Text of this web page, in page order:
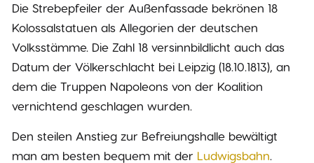
Die Strebepfeiler der Außenfassade bekrönen 18
Kolossalstatuen als Allegorien der deutschen
Volksstämme. Die Zahl 18 versinnbildlicht auch das
Datum der Völkerschlacht bei Leipzig (18.10.1813), an
dem die Truppen Napoleons von der Koalition
vernichtend geschlagen wurden.
Den steilen Anstieg zur Befreiungshalle bewältigt
man am besten bequem mit der Ludwigsbahn.